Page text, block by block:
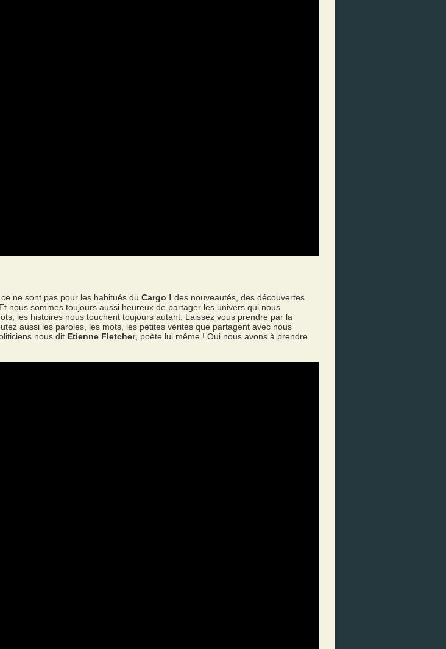
ne sont pas pour les habitués du Cargo ! des nouveautés, des découvertes.
nous sommes toujours aussi heureux de partager les univers qui nous
les histoires nous touchent toujours autant. Laissez vous prendre par la
aussi les paroles, les mots, les petites vérités que partagent avec nous
nous dit Etienne Fletcher, poète lui même ! Oui nous avons à prendre